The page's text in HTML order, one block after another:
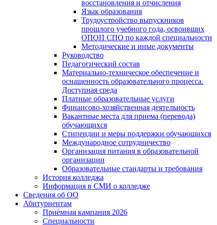
восстановления и отчисления
Язык образования
Трудоустройство выпускников
прошлого учебного года, освоивших
ОПОП СПО по каждой специальности
Методические и иные документы
Руководство
Педагогический состав
Материально-техническое обеспечение и
оснащенность образовательного процесса.
Доступная среда
Платные образовательные услуги
Финансово-хозяйственная деятельность
Вакантные места для приема (перевода)
обучающихся
Стипендии и меры поддержки обучающихся
Международное сотрудничество
Организация питания в образовательной
организации
Образовательные стандарты и требования
История колледжа
Информация в СМИ о колледже
Сведения об ОО
Абитуриентам
Приёмная кампания 2026
Специальности